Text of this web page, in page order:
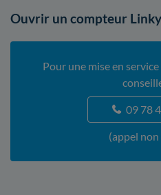
Ouvrir un compteur
Pour une mise en
09 78
(appel